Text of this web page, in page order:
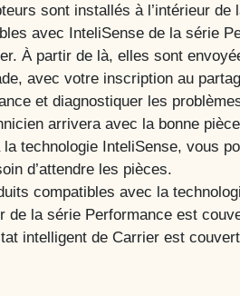
sont installés à l’intérieur
avec InteliSense de la série
À partir de là, elles sont
avec votre inscription au
et diagnostiquer les
arrivera avec la bonne
technologie InteliSense, vous
d’attendre les pièces.
compatibles avec la
de la série Performance est
intelligent de Carrier est